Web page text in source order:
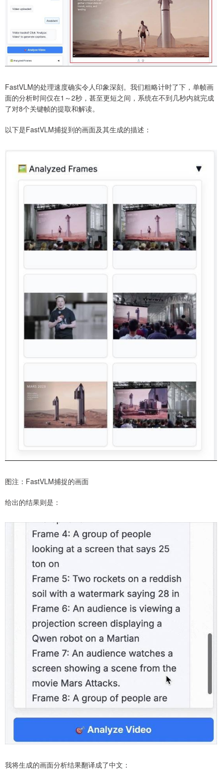
FastVLM的处理速度确实令人印象深刻。我们粗略计时了下，单帧画
面的分析时间仅在1～2秒，甚至更短之间，系统在不到几秒内就完成
了对8个关键帧的提取和解读。
以下是FastVLM捕捉到的画面及其生成的描述：
图注：FastVLM捕捉的画面
给出的结果则是：
我将生成的画面分析结果翻译成了中文：